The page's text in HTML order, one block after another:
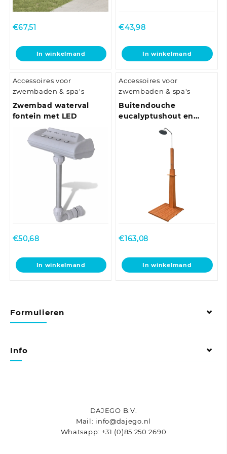
€67,51
In winkelmand
€43,98
In winkelmand
Accessoires voor
zwembaden & spa's
Zwembad waterval
fontein met LED
€50,68
In winkelmand
Accessoires voor
zwembaden & spa's
Buitendouche
eucalyptushout en
€163,08
In winkelmand
Formulieren
Info
DAJEGO B.V.
Mail: info@dajego.nl
Whatsapp: +31 (0)85 250 2690